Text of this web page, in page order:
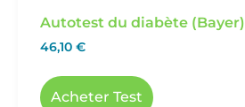
Autotest du diabète (Bayer)
46,10 €
Acheter Test